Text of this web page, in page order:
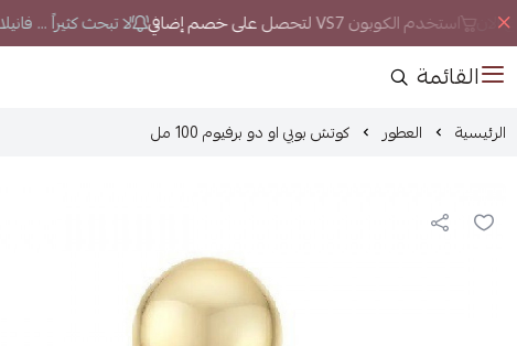
استخدم الكوبون VS7 لتحصل على خصم إضافي لا تبحث كثيراً ...
القائمة
الرئيسية العطور كوتش بوبي او دو برفيوم 100 مل